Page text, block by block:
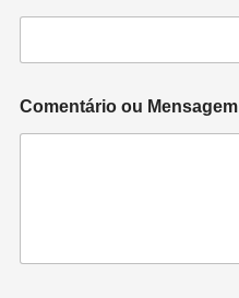
Comentário ou Mensagem